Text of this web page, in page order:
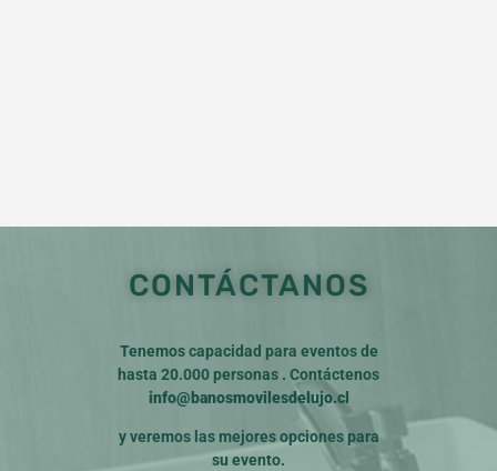
CONTÁCTANOS
Tenemos capacidad para eventos de
hasta 20.000 personas . Contáctenos
info@banosmovilesdelujo.cl
y veremos las mejores opciones para
su evento.